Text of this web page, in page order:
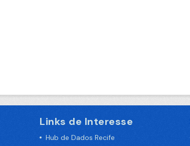
Links de Interesse
Hub de Dados Recife